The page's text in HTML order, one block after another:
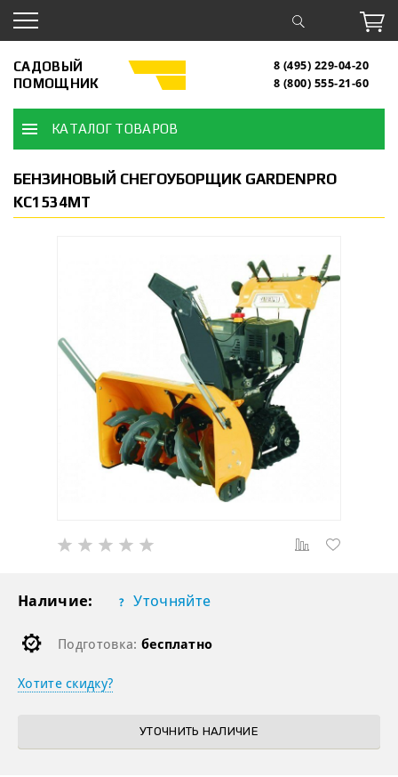
САДОВЫЙ
ПОМОЩНИК
8 (495) 229-04-20
8 (800) 555-21-60
КАТАЛОГ ТОВАРОВ
БЕНЗИНОВЫЙ СНЕГОУБОРЩИК GARDENPRO
KC1534MT
Наличие: Уточняйте
Подготовка: бесплатно
Хотите скидку?
УТОЧНИТЬ НАЛИЧИЕ